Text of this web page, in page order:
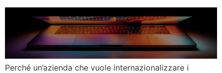
Perché un’azienda che vuole internazionalizzare i